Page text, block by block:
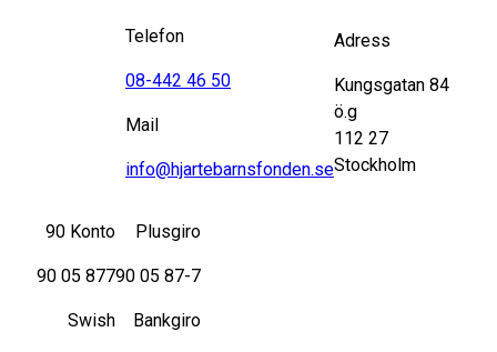
Telefon
08-442 46 50
Mail
info@hjartebarnsfonden.se
Adress
Kungsgatan 84
ö.g
112 27
Stockholm
90 Konto
90 05 877
Swish
Plusgiro
90 05 87-7
Bankgiro